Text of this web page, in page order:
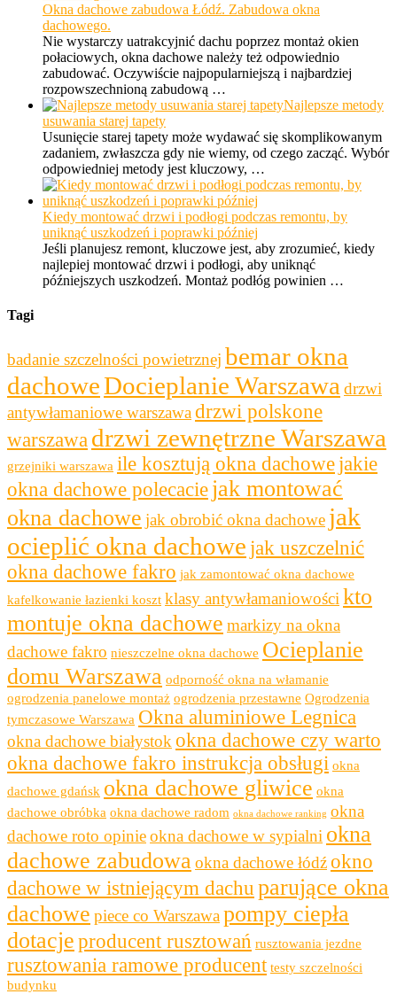
Okna dachowe zabudowa Łódź. Zabudowa okna
dachowego.
Nie wystarczy uatrakcyjnić dachu poprzez montaż okien
połaciowych, okna dachowe należy też odpowiednio
zabudować. Oczywiście najpopularniejszą i najbardziej
rozpowszechnioną zabudową …
Najlepsze metody
usuwania starej tapety
Usunięcie starej tapety może wydawać się skomplikowanym
zadaniem, zwłaszcza gdy nie wiemy, od czego zacząć. Wybór
odpowiedniej metody jest kluczowy, …
Kiedy montować drzwi i podłogi podczas remontu, by
uniknąć uszkodzeń i poprawki później
Jeśli planujesz remont, kluczowe jest, aby zrozumieć, kiedy
najlepiej montować drzwi i podłogi, aby uniknąć
późniejszych uszkodzeń. Montaż podłóg powinien …
Tagi
badanie szczelności powietrznej bemar okna
dachoweDocieplanie Warszawa drzwi
antywłamaniowe warszawadrzwi polskone
warszawa drzwi zewnętrzne Warszawa
grzejniki warszawa ile kosztują okna dachowe jakie
okna dachowe polecacie jak montować
okna dachowe jak obrobić okna dachowe jak
ocieplić okna dachowe jak uszczelnić
okna dachowe fakro jak zamontować okna dachowe
kafelkowanie łazienki koszt klasy antywłamaniowościkto
montuje okna dachowe markizy na okna
dachowe fakro nieszczelne okna dachowe Ocieplanie
domu Warszawa odporność okna na włamanie
ogrodzenia panelowe montaż ogrodzenia przestawne Ogrodzenia
tymczasowe Warszawa Okna aluminiowe Legnica
okna dachowe białystokokna dachowe czy warto
okna dachowe fakro instrukcja obsługi okna
dachowe gdańsk okna dachowe gliwice okna
dachowe obróbka okna dachowe radom okna dachowe ranking okna
dachowe roto opinieokna dachowe w sypialni okna
dachowe zabudowaokna dachowe łódźokno
dachowe w istniejącym dachu parujące okna
dachowe piece co Warszawapompy ciepła
dotacje producent rusztowań rusztowania jezdne
rusztowania ramowe producent testy szczelności
budynku